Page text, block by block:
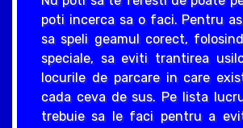
poti incerca sa o faci. Pentru
sa speli geamul corect,
speciale, sa eviti trantirea
locurile de parcare in care
cada ceva de sus. Pe lista
trebuie sa le faci pentru a